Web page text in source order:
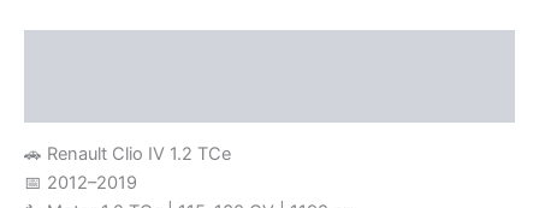
🚗 Renault Clio IV 1.2 TCe
📅 2012–2019